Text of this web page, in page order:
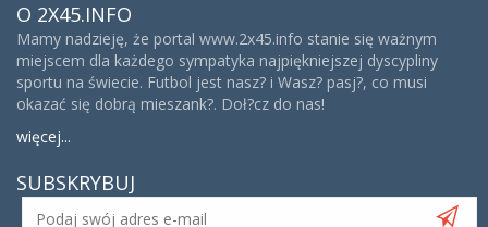
O 2X45.INFO
Mamy nadzieję, że portal www.2x45.info stanie się ważnym
miejscem dla każdego sympatyka najpiękniejszej dyscypliny
sportu na świecie. Futbol jest nasz? i Wasz? pasj?, co musi
okazać się dobrą mieszank?. Doł?cz do nas!
więcej...
SUBSKRYBUJ